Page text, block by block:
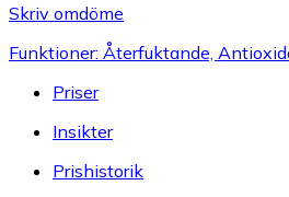
Skriv omdöme
Funktioner: Återfuktande,
Priser
Insikter
Prishistorik